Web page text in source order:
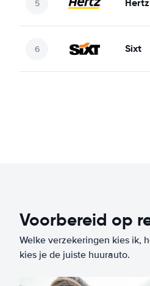
Hertz
Sixt
Voorbereid op
Welke verzekeringen kies ik,
kies je de juiste huurauto.